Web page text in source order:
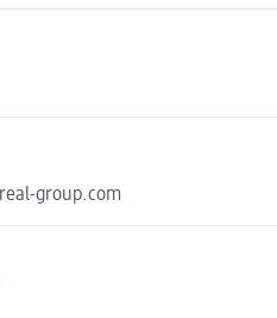
group.com